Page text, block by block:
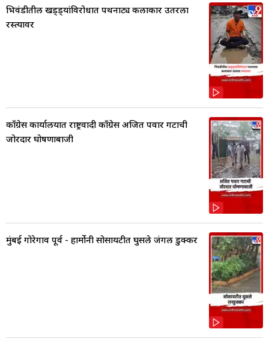
भिवंडीतील खड्ड्यांविरोधात पथनाट्य कलाकार उतरला
रस्त्यावर
काँग्रेस कार्यालयात राष्ट्रवादी काँग्रेस अजित पवार गटाची
जोरदार घोषणाबाजी
मुंबई गोरेगाव पूर्व - हार्मोनी सोसायटीत घुसले जंगली डुक्कर